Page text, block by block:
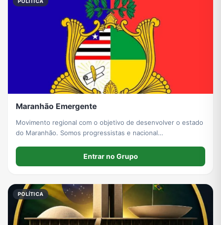
Maranhão Emergente
Movimento regional com o objetivo de desenvolver o estado
do Maranhão. Somos progressistas e nacional
Entrar no Grupo
POLÍTICA